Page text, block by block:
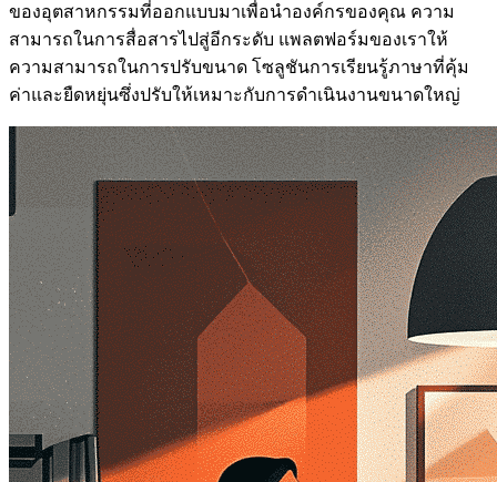
ของอุตสาหกรรมที่ออกแบบมาเพื่อนําองค์กรของคุณ ความ
สามารถในการสื่อสารไปสู่อีกระดับ แพลตฟอร์มของเราให้
ความสามารถในการปรับขนาด โซลูชันการเรียนรู้ภาษาที่คุ้ม
ค่าและยืดหยุ่นซึ่งปรับให้เหมาะกับการดําเนินงานขนาดใหญ่